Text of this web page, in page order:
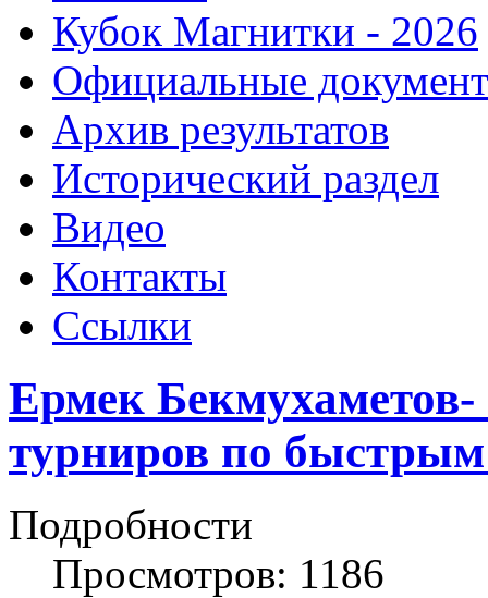
Кубок Магнитки - 2026
Официальные
Архив результатов
Исторический раздел
Видео
Контакты
Ссылки
Ермек Бекмухаметов-
турниров по
Подробности
Просмотров: 1186